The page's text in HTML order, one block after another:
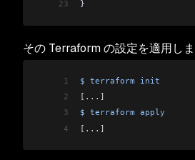
23
}
その Terraform の設定を適用しま
1 $ terraform init
2
[...]
3
$ terraform apply
4
[...]